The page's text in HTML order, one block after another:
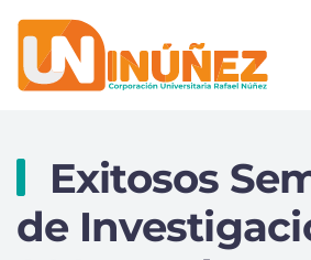
Skip to main content
Exitosos
de